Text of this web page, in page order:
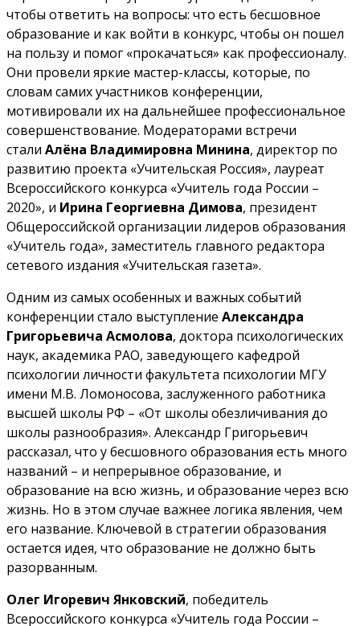
чтобы ответить на вопросы: что есть бесшовное
образование и как войти в конкурс, чтобы он пошел
на пользу и помог «прокачаться» как профессионалу.
Они провели яркие мастер-классы, которые, по
словам самих участников конференции,
мотивировали их на дальнейшее профессиональное
совершенствование. Модераторами встречи
стали Алёна Владимировна Минина, директор по
развитию проекта «Учительская Россия», лауреат
Всероссийского конкурса «Учитель года России –
2020», и Ирина Георгиевна Димова, президент
Общероссийской организации лидеров образования
«Учитель года», заместитель главного редактора
сетевого издания «Учительская газета».
Одним из самых особенных и важных событий
конференции стало выступление Александра
Григорьевича Асмолова, доктора психологических
наук, академика РАО, заведующего кафедрой
психологии личности факультета психологии МГУ
имени М.В. Ломоносова, заслуженного работника
высшей школы РФ – «От школы обезличивания до
школы разнообразия». Александр Григорьевич
рассказал, что у бесшовного образования есть много
названий – и непрерывное образование, и
образование на всю жизнь, и образование через всю
жизнь. Но в этом случае важнее логика явления, чем
его название. Ключевой в стратегии образования
остается идея, что образование не должно быть
разорванным.
Олег Игоревич Янковский, победитель
Всероссийского конкурса «Учитель года России –